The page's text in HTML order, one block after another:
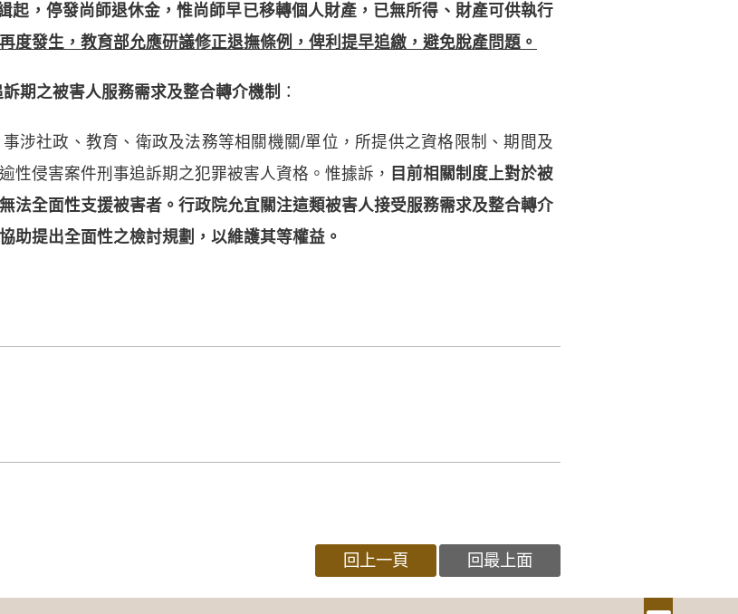
起，停發尚師退休金，惟尚師早已移轉個人財產，已無所得、財產可供執行
度發生，教育部允應研議修正退撫條例，俾利提早追繳，避免脫產問題。
期之被害人服務需求及整合轉介機制 ：
涉社政、教育、衛政及法務等相關機關/單位，所提供之資格限制、期間及
性侵害案件刑事追訴期之犯罪被害人資格。惟據訴， 目前相關制度上對於被
法全面性支援被害者。行政院允宜關注這類被害人接受服務需求及整合轉介
助提出全面性之檢討規劃，以維護其等權益。
回上一頁 回最上面